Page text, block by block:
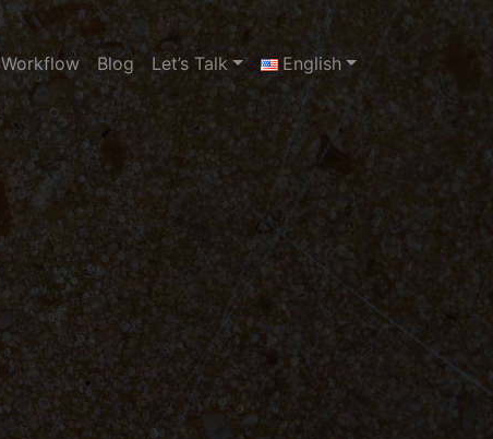
Workflow Blog Let’s Talk English